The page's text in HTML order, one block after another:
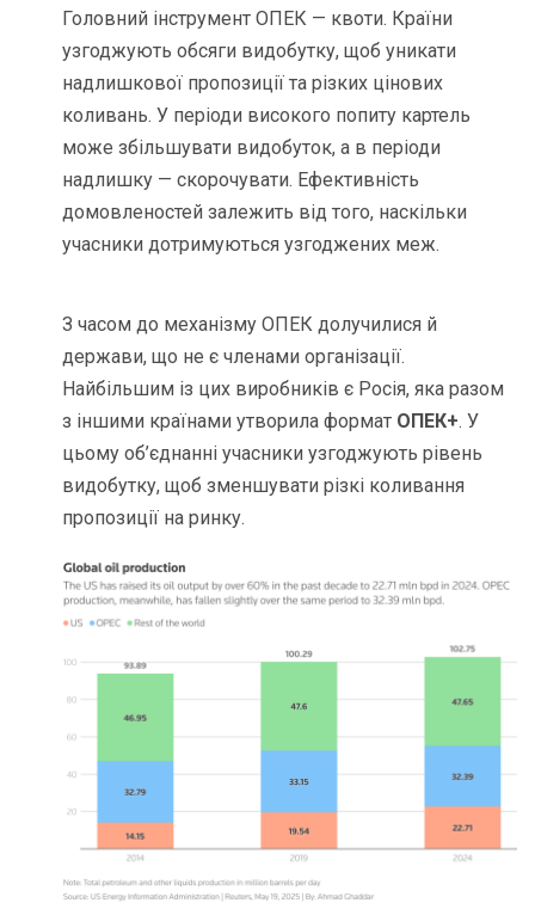
Головний інструмент ОПЕК — квоти. Країни
узгоджують обсяги видобутку, щоб уникати
надлишкової пропозиції та різких цінових
коливань. У періоди високого попиту картель
може збільшувати видобуток, а в періоди
надлишку — скорочувати. Ефективність
домовленостей залежить від того, наскільки
учасники дотримуються узгоджених меж.
З часом до механізму ОПЕК долучилися й
держави, що не є членами організації.
Найбільшим із цих виробників є Росія, яка разом
з іншими країнами утворила формат ОПЕК+. У
цьому об’єднанні учасники узгоджують рівень
видобутку, щоб зменшувати різкі коливання
пропозиції на ринку.